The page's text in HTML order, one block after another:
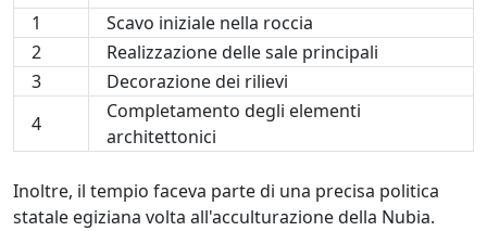
1
Scavo iniziale nella roccia
2
Realizzazione delle sale principali
3
Decorazione dei rilievi
4
Completamento degli elementi
architettonici
Inoltre, il tempio faceva parte di una precisa politica
statale egiziana volta all'acculturazione della Nubia.